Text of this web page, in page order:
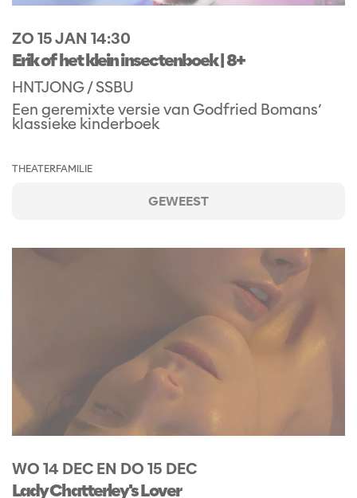
Erik of het klein insectenboek | 8+
HNTJONG / SSBU
ZO 15 JAN 14:30
Een geremixte versie van Godfried Bomans’
klassieke kinderboek
THEATERFAMILIE
GEWEEST
Lady Chatterley's Lover
WO 14 DEC EN DO 15 DEC